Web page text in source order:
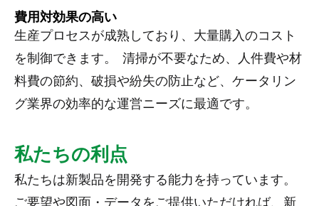
費用対効果の高い
生産プロセスが成熟しており、大量購入のコスト
を制御できます。 清掃が不要なため、人件費や材
料費の節約、破損や紛失の防止など、ケータリン
グ業界の効率的な運営ニーズに最適です。
私たちの利点
私たちは新製品を開発する能力を持っています。